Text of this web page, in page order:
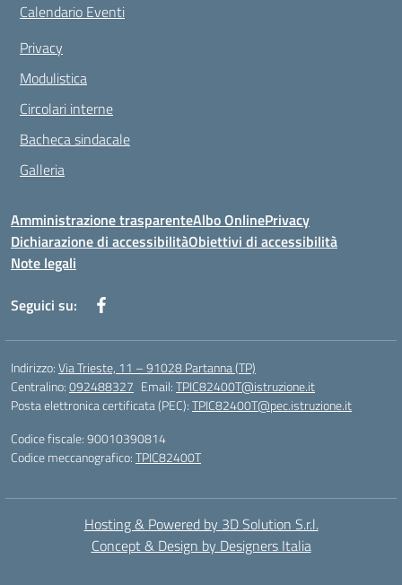
Calendario Eventi
Privacy
Modulistica
Circolari interne
Bacheca sindacale
Galleria
Amministrazione trasparenteAlbo OnlinePrivacy
Dichiarazione di accessibilitàObiettivi di accessibilità
Note legali
Seguici su:
Indirizzo:Via Trieste, 11 – 91028 Partanna (TP)
Centralino:092488327 Email:TPIC82400T@istruzione.it
Posta elettronica certificata (PEC):TPIC82400T@pec.istruzione.it
Codice fiscale: 90010390814
Codice meccanografico:TPIC82400T
Hosting & Powered by 3D Solution S.r.l.
Concept & Design by Designers Italia